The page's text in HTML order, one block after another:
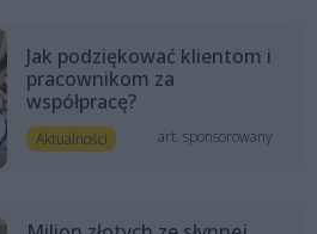
Jak podziękować klientom i
pracownikom za
współpracę?
Aktualności art. sponsorowany